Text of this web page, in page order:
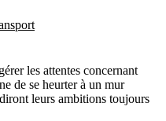
les attentes concernant
de se heurter à un mur
leurs ambitions toujours